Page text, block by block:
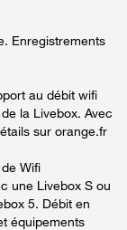
Enregistrements
au débit wifi
la Livebox. Avec
sur orange.fr
Wifi
une Livebox S ou
5. Débit en
équipements